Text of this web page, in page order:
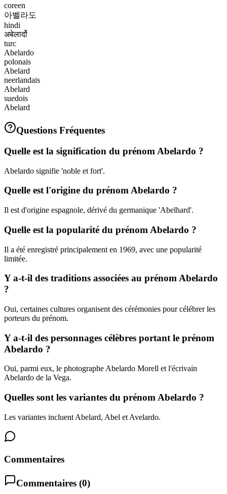
coreen
아벨라도
hindi
अबेलार्दो
turc
Abelardo
polonais
Abelard
neerlandais
Abelard
suedois
Abelard
Questions Fréquentes
Quelle est la signification du prénom Abelardo ?
Abelardo signifie 'noble et fort'.
Quelle est l'origine du prénom Abelardo ?
Il est d'origine espagnole, dérivé du germanique 'Abelhard'.
Quelle est la popularité du prénom Abelardo ?
Il a été enregistré principalement en 1969, avec une popularité
limitée.
Y a-t-il des traditions associées au prénom Abelardo
?
Oui, certaines cultures organisent des cérémonies pour célébrer les
porteurs du prénom.
Y a-t-il des personnages célèbres portant le prénom
Abelardo ?
Oui, parmi eux, le photographe Abelardo Morell et l'écrivain
Abelardo de la Vega.
Quelles sont les variantes du prénom Abelardo ?
Les variantes incluent Abelard, Abel et Avelardo.
Commentaires
Commentaires (0)